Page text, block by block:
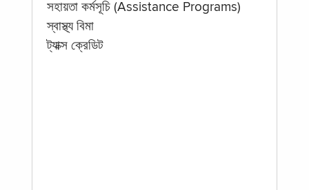
সহায়তা কর্মসূচি (Assistance Programs)
স্বাস্থ্য বিমা
ট্যাক্স ক্রেডিট